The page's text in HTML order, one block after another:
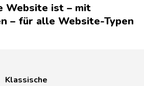
Website ist – mit
– für alle Website-Typen
Klassische